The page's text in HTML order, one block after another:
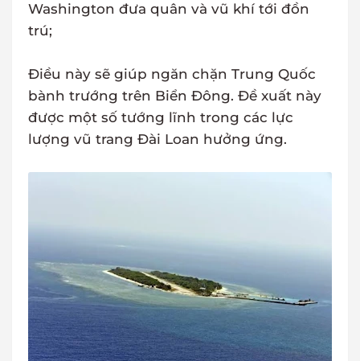
Washington đưa quân và vũ khí tới đồn
trú;
Điều này sẽ giúp ngăn chặn Trung Quốc
bành trướng trên Biển Đông. Đề xuất này
được một số tướng lĩnh trong các lực
lượng vũ trang Đài Loan hưởng ứng.